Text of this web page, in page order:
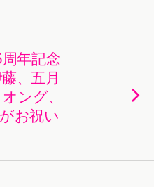
年記念
、五月
ング、
お祝い